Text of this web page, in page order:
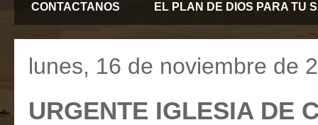
CONTACTANOS EL PLAN DE DIOS PARA TU
lunes, 16 de noviembre de
URGENTE IGLESIA DE